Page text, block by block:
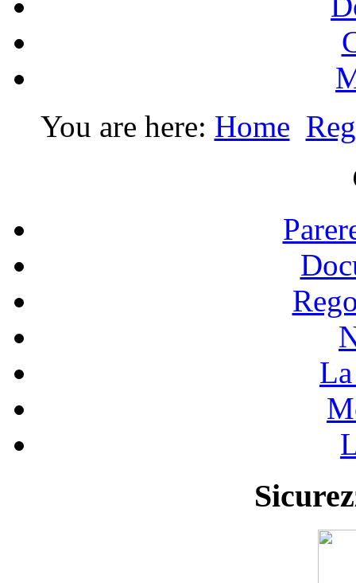
You are here: Home